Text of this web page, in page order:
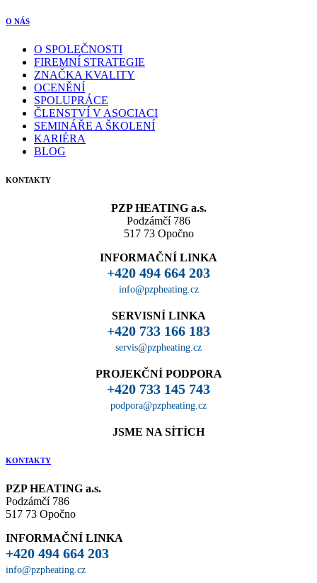
O NÁS
O SPOLEČNOSTI
FIREMNÍ STRATEGIE
ZNAČKA KVALITY
OCENĚNÍ
SPOLUPRÁCE
ČLENSTVÍ V ASOCIACI
SEMINÁŘE A ŠKOLENÍ
KARIÉRA
BLOG
KONTAKTY
PZP HEATING a.s.
Podzámčí 786
517 73 Opočno
INFORMAČNÍ LINKA
+420 494 664 203
info@pzpheating.cz
SERVISNÍ LINKA
+420 733 166 183
servis@pzpheating.cz
PROJEKČNÍ PODPORA
+420 733 145 743
podpora@pzpheating.cz
JSME NA SÍTÍCH
KONTAKTY
PZP HEATING a.s.
Podzámčí 786
517 73 Opočno
INFORMAČNÍ LINKA
+420 494 664 203
info@pzpheating.cz